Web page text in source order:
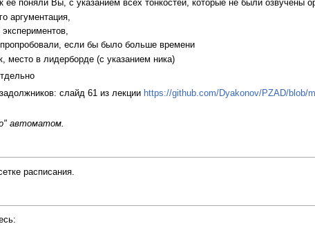
её поняли Вы, с указанием всех тонкостей, которые не были озвучены
аргументация,
если бы было больше времени
место в лидерборде (с указанием ника)
слайд 61 из лекции https://github.com/Dyakonov/PZAD/blob/
автоматом.
расписания.